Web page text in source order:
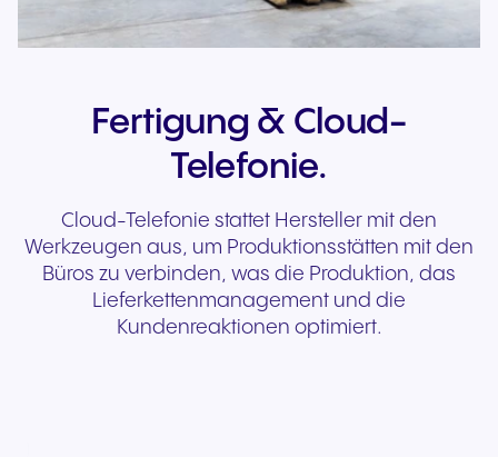
Fertigung & Cloud-
Telefonie.
Cloud-Telefonie stattet Hersteller mit den
Werkzeugen aus, um Produktionsstätten mit den
Büros zu verbinden, was die Produktion, das
Lieferkettenmanagement und die
Kundenreaktionen optimiert.